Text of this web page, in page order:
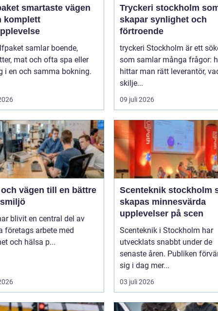
vägen
komplett
samlar boende,
mat och ofta spa eller
i en och samma bokning.
Tryckeri stockholm
skapar synlighet och
förtroende
tryckeri Stockholm är ett
som samlar många frågor:
hittar man rätt leverantör,
skilje...
09 juli 2026
vägen till en bättre
blivit en central del av
företags arbete med
och hälsa p...
Scenteknik stockholm så
skapas minnesvärda
upplevelser på scen
Scenteknik i Stockholm har
utvecklats snabbt under de
senaste åren. Publiken
sig i dag mer...
03 juli 2026